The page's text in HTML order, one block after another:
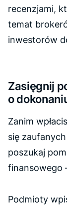
recenzjami,
temat
inwestorów
Zasięgnij
o
Zanim
się
poszukaj
finansowego
Podmioty